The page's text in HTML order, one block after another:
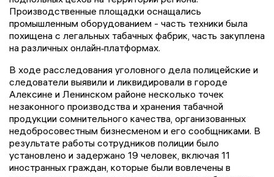
Производственные площадки оснащались
промышленным оборудованием - часть техники была
похищена с легальных табачных фабрик, часть закуплена
на различных онлайн‑платформах.
В ходе расследования уголовного дела полицейские и
следователи выявили и ликвидировали в городе
Алексине и Ленинском районе несколько точек
незаконного производства и хранения табачной
продукции сомнительного качества, организованных
недобросовестным бизнесменом и его сообщниками. В
результате работы сотрудников полиции было
установлено и задержано 19 человек, включая 11
иностранных граждан, которые были вовлечены в